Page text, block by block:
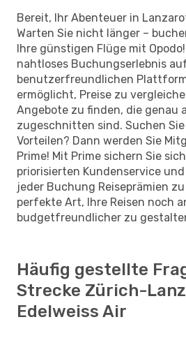
Bereit, Ihr Abenteuer in
Warten Sie nicht länger –
Ihre günstigen Flüge mit
nahtloses Buchungserlebnis
benutzerfreundlichen
ermöglicht, Preise zu
Angebote zu finden, die genau
zugeschnitten sind. Suchen
Vorteilen? Dann werden Sie
Prime! Mit Prime sichern Sie
priorisierten Kundenservice
jeder Buchung Reiseprämien
perfekte Art, Ihre Reisen noch
budgetfreundlicher zu
Häufig gestellte
Strecke Zürich-
Edelweiss Air